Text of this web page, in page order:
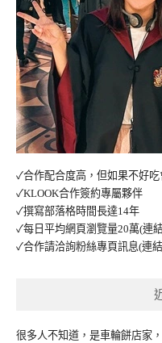
✓合作配合度高，但如果不好
✓KLOOK合作簽約專屬夥伴
✓撰寫部落格時間長達14年
✓每日平均網頁瀏覽量20萬(連
✓合作請洽詢粉絲專頁訊息(連
很多人不知道，是車輪餅店家